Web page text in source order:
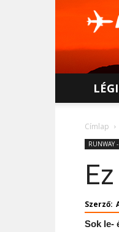
Címlap
Szerző:
Sok le-